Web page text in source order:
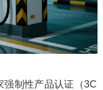
强制性产品认证（3C